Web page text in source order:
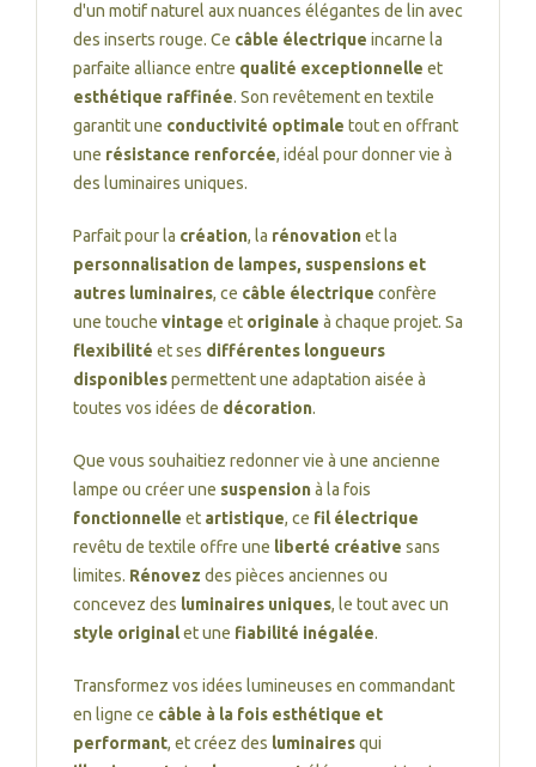
d'un motif naturel aux nuances élégantes de lin avec
des inserts rouge. Ce câble électrique incarne la
parfaite alliance entre qualité exceptionnelle et
esthétique raffinée. Son revêtement en textile
garantit une conductivité optimale tout en offrant
une résistance renforcée, idéal pour donner vie à
des luminaires uniques.
Parfait pour la création, la rénovationet la
personnalisation de lampes, suspensions et
autres luminaires, ce câble électrique confère
une touche vintage et originale à chaque projet. Sa
flexibilité et ses différentes longueurs
disponiblespermettent une adaptation aisée à
toutes vos idées de décoration.
Que vous souhaitiez redonner vie à une ancienne
lampe ou créer une suspensionà la fois
fonctionnelle et artistique, ce fil électrique
revêtu de textile offre une liberté créative sans
limites. Rénovez des pièces anciennes ou
concevez des luminaires uniques, le tout avec un
style originalet une fiabilité inégalée.
Transformez vos idées lumineuses en commandant
en ligne ce câble à la fois esthétique et
performant, et créez des luminairesqui